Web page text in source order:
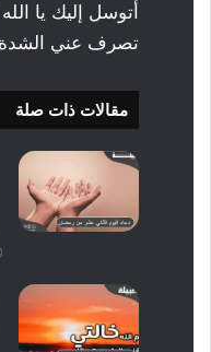
أتوسل إليك يا
تصرف عني
مقالات ذات صلة